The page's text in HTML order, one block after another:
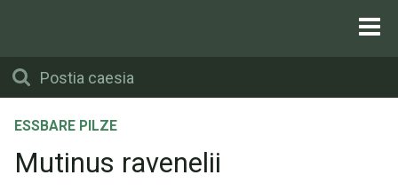
ESSBARE PILZE
Mutinus ravenelii